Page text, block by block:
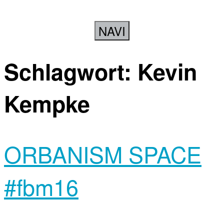
NAVI
Schlagwort: Kevin
Kempke
ORBANISM SPACE
#fbm16